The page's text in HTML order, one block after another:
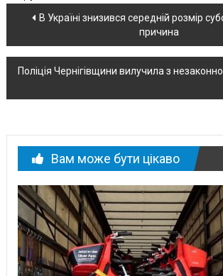
Навігація
по
новині
В Україні знизився середній розмір
причина
Поліція Чернігівщини вилучила з
Вам може бути цікаво